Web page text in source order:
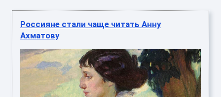
Россияне стали чаще читать Анну
Ахматову